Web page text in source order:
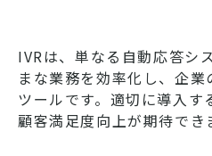
IVRは、単なる自動応答シ
まな業務を効率化し、企
ツールです。適切に導入す
顧客満足度向上が期待でき